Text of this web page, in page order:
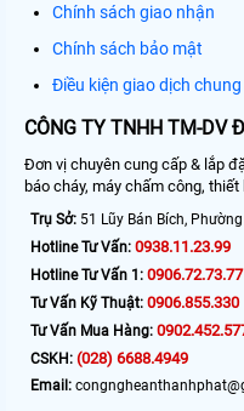
Chính sách giao nhận
Chính sách bảo mật
Điều kiện giao dịch chung
CÔNG TY TNHH TM-DV
Đơn vị chuyên cung cấp & lắp
báo cháy, máy chấm công, thiết
Trụ Sở: 51 Lũy Bán Bích,
Hotline Tư Vấn: 0938.11.23.99
Hotline Tư Vấn 1: 0906.72.73.77
Tư Vấn Kỹ Thuật: 0906.855.330
Tư Vấn Mua Hàng:
CSKH: (028) 6688.4949
Email: